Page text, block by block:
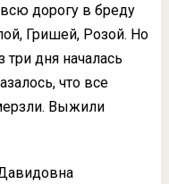
всю дорогу в бреду
Гришей, Розой. Но
дня началась
что все
Выжили